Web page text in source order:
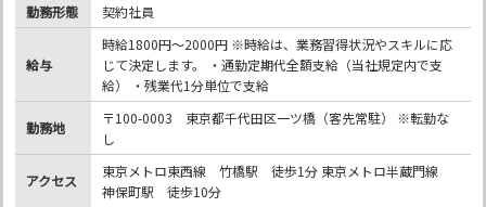
勤務形態 契約社員
給与
時給1800円～2000円 ※時給は、業務習得状況やスキルに応
じて決定します。 ・通勤定期代全額支給（当社規定内で支
給） ・残業代1分単位で支給
勤務地
〒100-0003 東京都千代田区一ツ橋（客先常駐） ※転勤な
し
アクセス
東京メトロ東西線 竹橋駅 徒歩1分 東京メトロ半蔵門線
神保町駅 徒歩10分